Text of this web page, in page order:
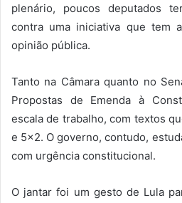
plenário, poucos deputados
contra uma iniciativa que tem
opinião pública.
Tanto na Câmara quanto no
Propostas de Emenda à
escala de trabalho, com textos
e 5×2. O governo, contudo,
com urgência constitucional.
O jantar foi um gesto de Lula